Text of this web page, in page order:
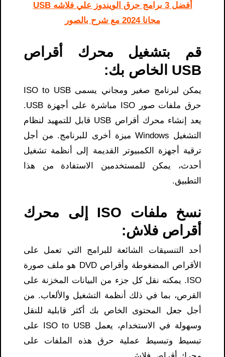
أفضل 3 برامج حرق الويندوز علي فلاشه USB
مجانا 2024 مع شرح بالصور
قم بتشغيل محرك أقراص
USB الخاص بك:
يمكن لبرنامج صغير ومجاني يسمى ISO to USB
حرق ملفات صور ISO مباشرة على أجهزة USB.
يعد إنشاء محرك أقراص USB قابل للتمهيد لنظام
التشغيل Windows ميزة أخرى للبرنامج. من أجل
ترقية أجهزة الكمبيوتر القديمة إلى أنظمة تشغيل
أحدث، يمكن للمستخدمين الاستفادة من هذا
التطبيق.
نسخ ملفات ISO إلى محرك
أقراص فلاش:
أحد التنسيقات الشائعة للبرامج التي تعمل على
الأقراص المضغوطة وأقراص DVD هو ملف صورة
ISO. يمكنه نقل كل جزء من البيانات المخزنة على
القرص، بما في ذلك أنظمة التشغيل والألعاب. من
أجل جعل المحتوى الخاص بك أكثر قابلية للنقل
وسهولة في الاستخدام، يعمل ISO to USB على
تبسيط وتبسيط عملية حرق هذه الملفات على